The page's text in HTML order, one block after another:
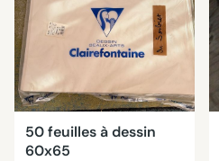
50 feuilles à dessin
60x65